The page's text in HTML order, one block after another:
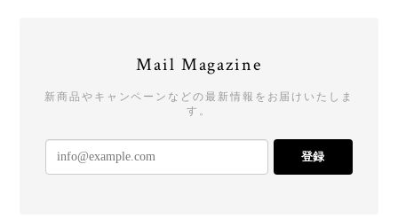
Mail Magazine
新商品やキャンペーンなどの最新情報をお届けいたしま
す。
登録